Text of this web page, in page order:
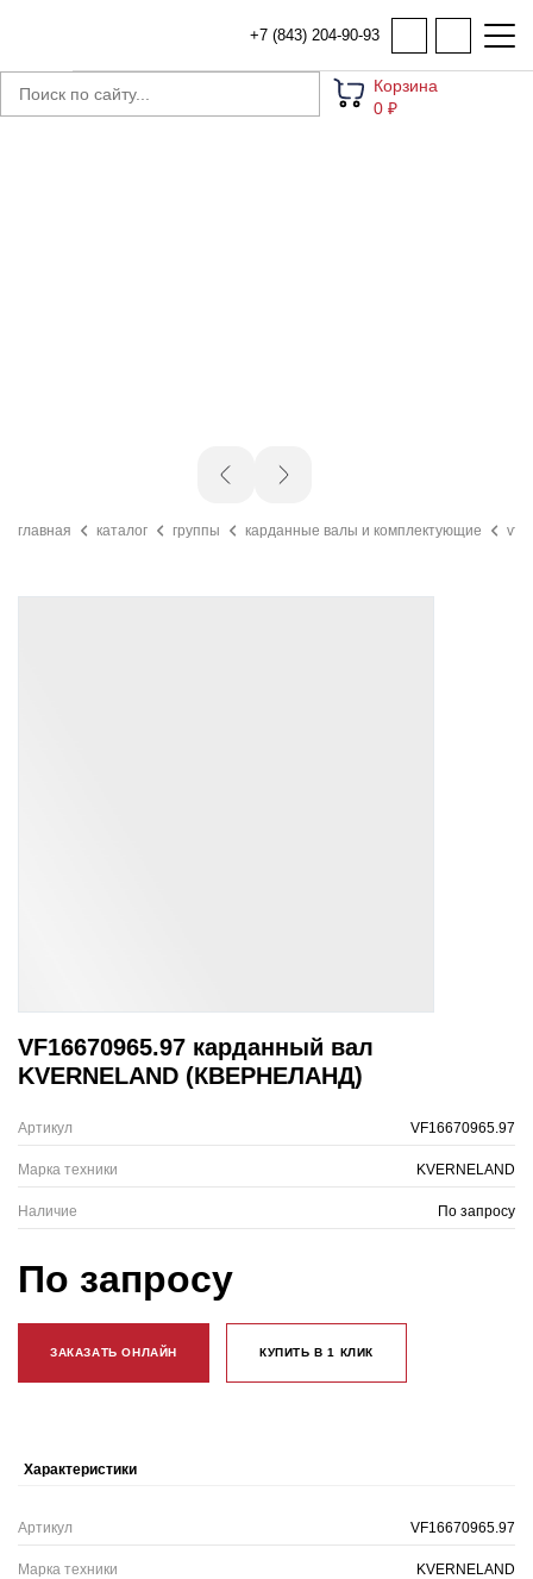
+7 (843) 204-90-93
Корзина
0 ₽
главная каталог группы карданные валы и комплектующие
VF16670965.97 карданный вал
KVERNELAND (КВЕРНЕЛАНД)
Артикул VF16670965.97
Марка техники KVERNELAND
Наличие По запросу
По запросу
ЗАКАЗАТЬ ОНЛАЙН КУПИТЬ В 1 КЛИК
Характеристики
Артикул VF16670965.97
Марка техники KVERNELAND